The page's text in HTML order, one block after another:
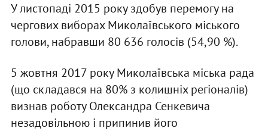
У листопаді 2015 року здобув перемогу на
чергових виборах Миколаївського міського
голови, набравши 80 636 голосів (54,90 %).
5 жовтня 2017 року Миколаївська міська рада
(що складався на 80% з колишніх регіоналів)
визнав роботу Олександра Сенкевича
незадовільною і припинив його